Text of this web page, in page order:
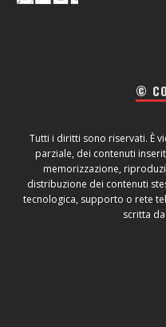
©
Tutti i diritti sono riservati. È
parziale, dei contenuti
memorizzazione,
distribuzione dei contenuti
tecnologica, supporto o rete
scritta